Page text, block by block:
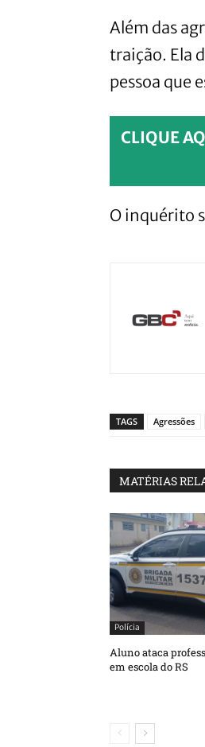
Além das
traição. Ela
pessoa que
CLIQUE
O inquérito
TAGS Agressões
MATÉRIAS
Polícia
Aluno ataca
em escola do RS